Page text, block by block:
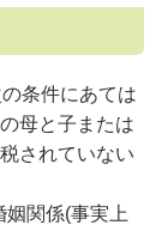
条件にあては
母と子または
されていない
関係(事実上